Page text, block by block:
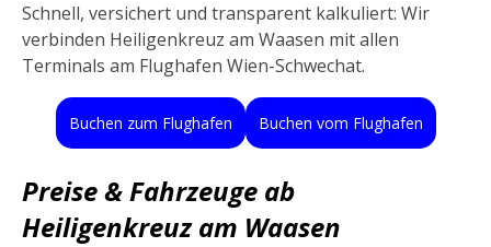
Schnell, versichert und transparent kalkuliert: Wir
verbinden Heiligenkreuz am Waasen mit allen
Terminals am Flughafen Wien-Schwechat.
Buchen zum Flughafen Buchen vom Flughafen
Preise & Fahrzeuge ab
Heiligenkreuz am Waasen